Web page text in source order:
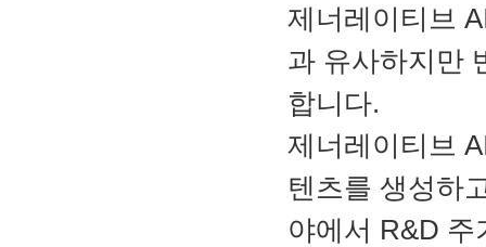
제너레이티브
과 유사하지만
합니다.
제너레이티브
텐츠를 생성하
야에서 R&D